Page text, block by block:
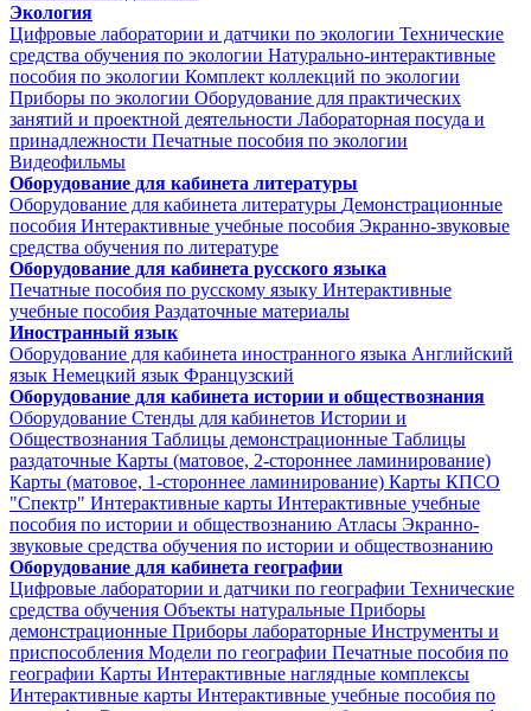
Экология
Цифровые лаборатории и датчики по экологии Технические
средства обучения по экологии Натурально-интерактивные
пособия по экологии Комплект коллекций по экологии
Приборы по экологии Оборудование для практических
занятий и проектной деятельности Лабораторная посуда и
принадлежности Печатные пособия по экологии
Видеофильмы
Оборудование для кабинета литературы
Оборудование для кабинета литературы Демонстрационные
пособия Интерактивные учебные пособия Экранно-звуковые
средства обучения по литературе
Оборудование для кабинета русского языка
Печатные пособия по русскому языку Интерактивные
учебные пособия Раздаточные материалы
Иностранный язык
Оборудование для кабинета иностранного языка Английский
язык Немецкий язык Французский
Оборудование для кабинета истории и обществознания
Оборудование Стенды для кабинетов Истории и
Обществознания Таблицы демонстрационные Таблицы
раздаточные Карты (матовое, 2-стороннее ламинирование)
Карты (матовое, 1-стороннее ламинирование) Карты КПСО
"Спектр" Интерактивные карты Интерактивные учебные
пособия по истории и обществознанию Атласы Экранно-
звуковые средства обучения по истории и обществознанию
Оборудование для кабинета географии
Цифровые лаборатории и датчики по географии Технические
средства обучения Объекты натуральные Приборы
демонстрационные Приборы лабораторные Инструменты и
приспособления Модели по географии Печатные пособия по
географии Карты Интерактивные наглядные комплексы
Интерактивные карты Интерактивные учебные пособия по